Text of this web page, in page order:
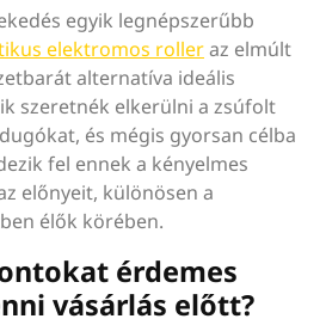
egyik legnépszerűbb
elektromos rolleraz elmúlt
alternatíva ideális
szeretnék elkerülni a zsúfolt
és mégis gyorsan célba
fel ennek a kényelmes
előnyeit, különösen a
élők körében.
érdemes
vásárlás előtt?